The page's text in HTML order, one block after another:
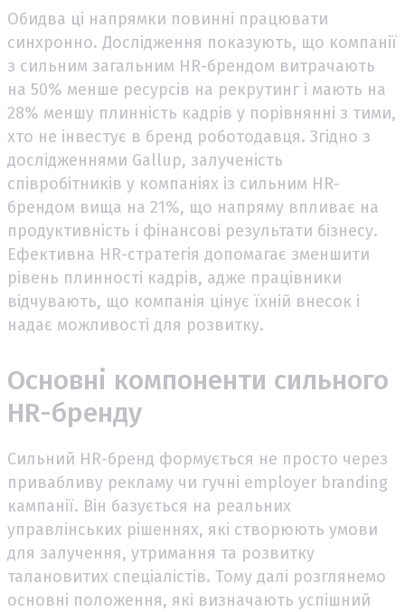
Обидва ці напрямки повинні працювати
синхронно. Дослідження показують, що компанії
з сильним загальним HR-брендом витрачають
на 50% менше ресурсів на рекрутинг і мають на
28% меншу плинність кадрів у порівнянні з тими,
хто не інвестує в бренд роботодавця. Згідно з
дослідженнями Gallup, залученість
співробітників у компаніях із сильним HR-
брендом вища на 21%, що напряму впливає на
продуктивність і фінансові результати бізнесу.
Ефективна HR-стратегія допомагає зменшити
рівень плинності кадрів, адже працівники
відчувають, що компанія цінує їхній внесок і
надає можливості для розвитку.
Основні компоненти сильного
HR-бренду
Сильний HR-бренд формується не просто через
привабливу рекламу чи гучні employer branding
кампанії. Він базується на реальних
управлінських рішеннях, які створюють умови
для залучення, утримання та розвитку
талановитих спеціалістів. Тому далі розглянемо
основні положення, які визначають успішний